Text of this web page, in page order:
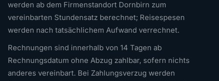
werden ab dem Firmenstandort Dornbirn zum
vereinbarten Stundensatz berechnet; Reisespesen
werden nach tatsächlichem Aufwand verrechnet.
Rechnungen sind innerhalb von 14 Tagen ab
Rechnungsdatum ohne Abzug zahlbar, sofern nichts
anderes vereinbart. Bei Zahlungsverzug werden